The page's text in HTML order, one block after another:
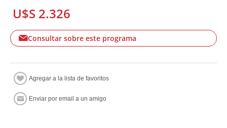
U$S 2.326
Consultar sobre este programa